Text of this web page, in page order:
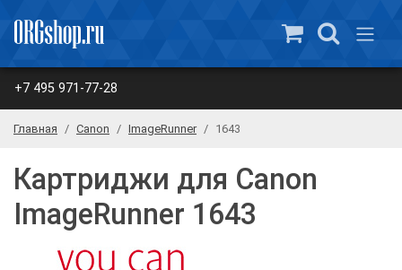
+7 495 971-77-28
Главная Canon ImageRunner 1643
Картриджи для Canon
ImageRunner 1643